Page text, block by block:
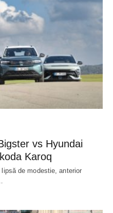
vs Hyundai
Karoq
de modestie, anterior